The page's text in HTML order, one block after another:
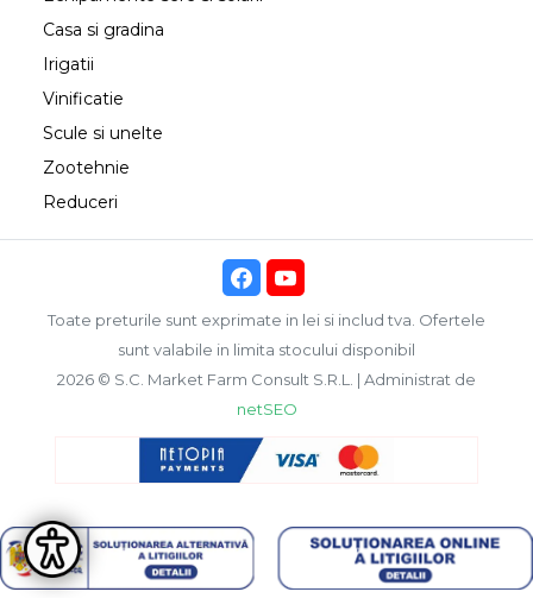
Casa si gradina
Irigatii
Vinificatie
Scule si unelte
Zootehnie
Reduceri
Toate preturile sunt exprimate in lei si includ tva. Ofertele
sunt valabile in limita stocului disponibil
2026 © S.C. Market Farm Consult S.R.L. | Administrat de
netSEO